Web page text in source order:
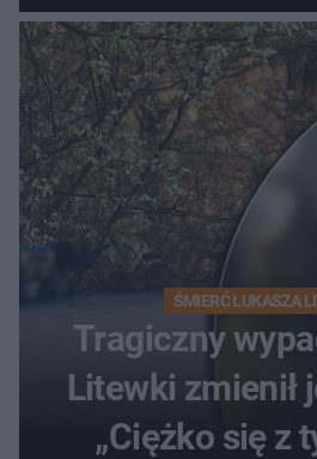
schronienie
ŚMIERĆ ŁUKASZA
Tragiczny
Litewki zmienił
„Ciężko się z